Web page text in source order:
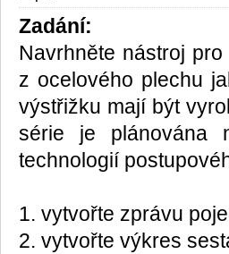
Zadání:
Navrhněte nástroj
z ocelového plechu
výstřižku mají být
série je plánována
technologií
1. vytvořte zprávu
2. vytvořte výkres